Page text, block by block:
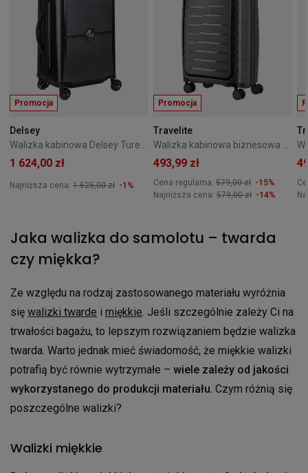
Promocja
Delsey
1 624,00 zł
Najniższa cena: 1 625,00 zł -1%
Promocja
Travelite
493,99 zł
Cena regularna: 579,00 zł -15%
Najniższa cena: 579,00 zł -14%
Jaka walizka do samolotu – twarda
czy miękka?
Ze względu na rodzaj zastosowanego materiału wyróżnia
się walizki twarde i miękkie. Jeśli szczególnie zależy Ci na
trwałości bagażu, to lepszym rozwiązaniem będzie walizka
twarda. Warto jednak mieć świadomość, że miękkie walizki
potrafią być równie wytrzymałe – wiele zależy od jakości
wykorzystanego do produkcji materiału. Czym różnią się
poszczególne walizki?
Walizki miękkie